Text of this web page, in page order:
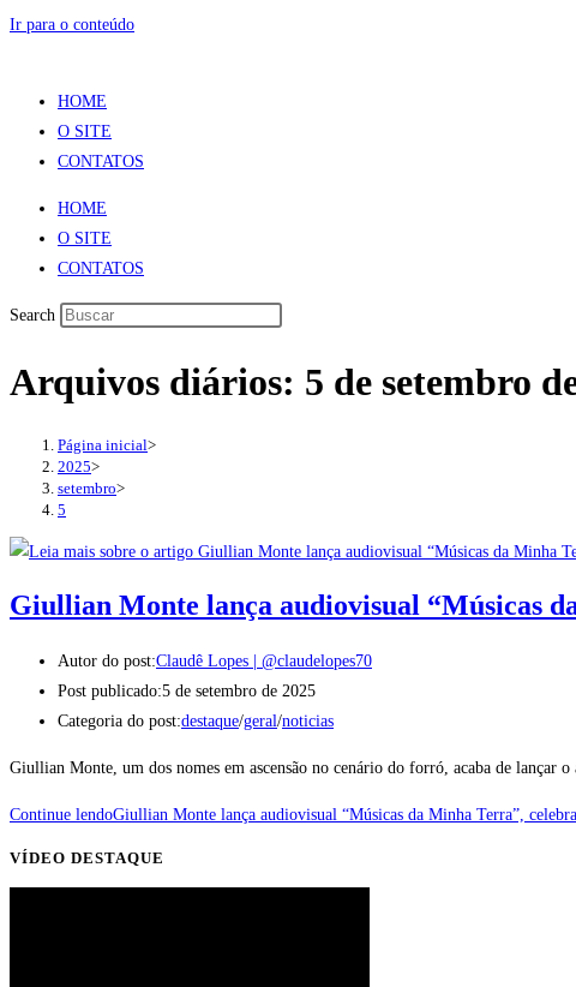
Ir para o conteúdo
HOME
O SITE
CONTATOS
HOME
O SITE
CONTATOS
Search
Arquivos diários: 5 de setembro
Página inicial>
2025>
setembro>
5
Giullian Monte lança audiovisual “Músicas
Autor do post:Claudê Lopes | @claudelopes70
Post publicado:5 de setembro de 2025
Categoria do post:destaque/geral/noticias
Giullian Monte, um dos nomes em ascensão no cenário do forró, acaba de
Continue lendoGiullian Monte lança audiovisual “Músicas da Minha Terra”,
VÍDEO DESTAQUE